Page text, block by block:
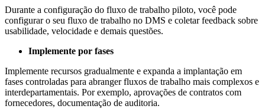
Durante a configuração do fluxo de trabalho piloto, você pode
configurar o seu fluxo de trabalho no DMS e coletar feedback sobre
usabilidade, velocidade e demais questões.
Implemente por fases
Implemente recursos gradualmente e expanda a implantação em
fases controladas para abranger fluxos de trabalho mais complexos e
interdepartamentais. Por exemplo, aprovações de contratos com
fornecedores, documentação de auditoria.